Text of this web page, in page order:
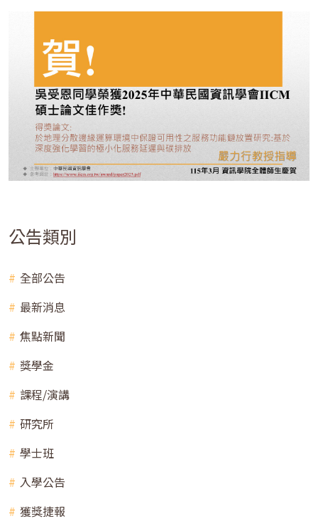
公告類別
全部公告
最新消息
焦點新聞
獎學金
課程/演講
研究所
學士班
入學公告
獲獎捷報